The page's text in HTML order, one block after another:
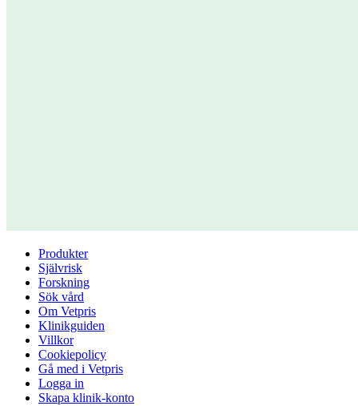
Produkter
Självrisk
Forskning
Sök vård
Om Vetpris
Klinikguiden
Villkor
Cookiepolicy
Gå med i Vetpris
Logga in
Skapa klinik-konto